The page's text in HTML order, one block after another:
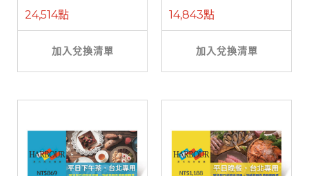
24,514點
加入兌換清單
需補差額)
14,843點
加入兌換清單